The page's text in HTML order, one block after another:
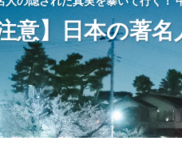
意】日本の著